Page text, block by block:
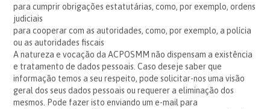
para cumprir obrigações estatutárias, como, por exemplo, ordens
judiciais
para cooperar com as autoridades, como, por exemplo, a polícia
ou as autoridades fiscais
A natureza e vocação da ACPOSMM não dispensam a existência
e tratamento de dados pessoais. Caso deseje saber que
informação temos a seu respeito, pode solicitar-nos uma visão
geral dos seus dados pessoais ou requerer a eliminação dos
mesmos. Pode fazer isto enviando um e-mail para